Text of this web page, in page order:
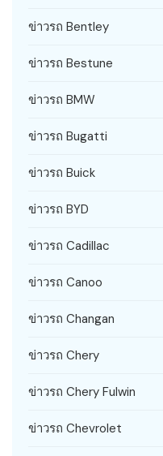
ข่าวรถ Bentley
ข่าวรถ Bestune
ข่าวรถ BMW
ข่าวรถ Bugatti
ข่าวรถ Buick
ข่าวรถ BYD
ข่าวรถ Cadillac
ข่าวรถ Canoo
ข่าวรถ Changan
ข่าวรถ Chery
ข่าวรถ Chery Fulwin
ข่าวรถ Chevrolet